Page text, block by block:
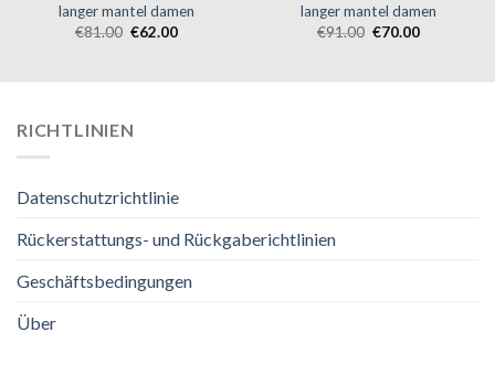
langer mantel damen
€81.00 €62.00
langer mantel damen
€91.00 €70.00
RICHTLINIEN
Datenschutzrichtlinie
Rückerstattungs- und Rückgaberichtlinien
Geschäftsbedingungen
Über